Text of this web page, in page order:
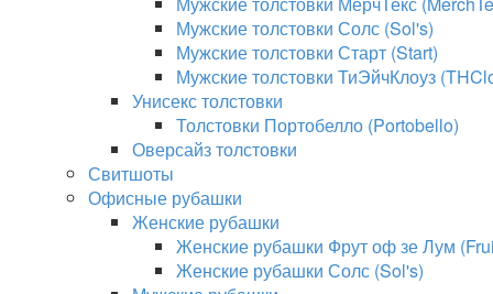
Мужские толстовки Солс (Sol's)
Мужские толстовки Старт (Start)
Мужские толстовки ТиЭйчКлоуз
Унисекс толстовки
Толстовки Портобелло (Portobello)
Оверсайз толстовки
Свитшоты
Офисные рубашки
Женские рубашки
Женские рубашки Фрут оф зе Лум
Женские рубашки Солс (Sol's)